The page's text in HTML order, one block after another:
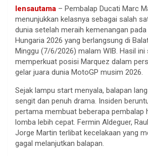
lensautama – Pembalap Ducati Marc
menunjukkan kelasnya sebagai salah
dunia setelah meraih kemenangan
Hungaria 2026 yang berlangsung di
Minggu (7/6/2026) malam WIB. Hasil ini
memperkuat posisi Marquez dalam
gelar juara dunia MotoGP musim 2026.
Sejak lampu start menyala, balapan
sengit dan penuh drama. Insiden
pertama membuat beberapa pembalap
lomba lebih cepat. Fermin Aldeguer,
Jorge Martin terlibat kecelakaan yang
gagal melanjutkan balapan.